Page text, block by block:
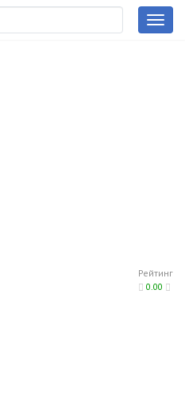
Рейтинг
0.00